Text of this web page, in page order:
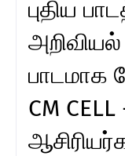
புதிய
பாடமாக
CM